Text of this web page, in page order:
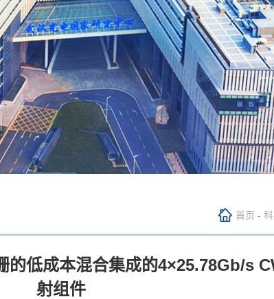
首页 -
的低成本混合集成的4×25.78Gb/s
射组件